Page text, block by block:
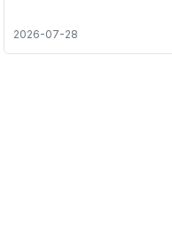
2026-07-28